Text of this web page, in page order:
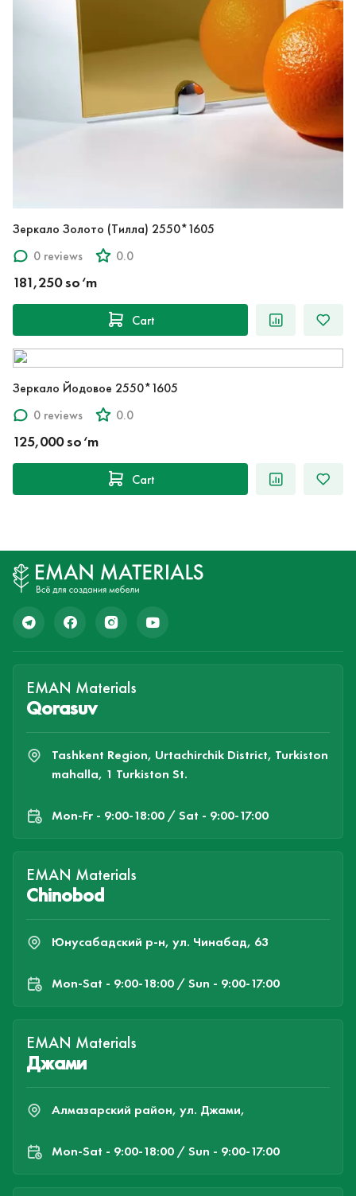
Зеркало Золото (Тилла) 2550*1605
0 reviews
0.0
181,250 so‘m
Cart
Зеркало Йодовое 2550*1605
0 reviews
0.0
125,000 so‘m
Cart
EMAN Materials
Qorasuv
Tashkent Region, Urtachirchik District, Turkiston
mahalla, 1 Turkiston St.
Mon-Fr - 9:00-18:00 / Sat - 9:00-17:00
EMAN Materials
Chinobod
Юнусабадский р-н, ул. Чинабад, 63
Mon-Sat - 9:00-18:00 / Sun - 9:00-17:00
EMAN Materials
Джами
Алмазарский район, ул. Джами,
Mon-Sat - 9:00-18:00 / Sun - 9:00-17:00